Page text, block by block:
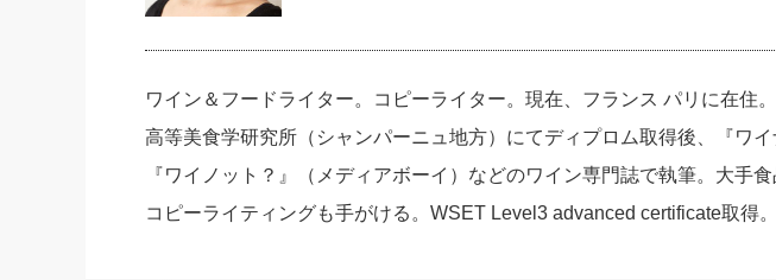
酒井光雄 成功事例に学ぶ繁栄企業のブランド戦略(39)
社長の右腕をつくる 人と組織を動かす
酒井英之の社長のビジョン実現道場(10)
賢い社長の「
銀行交渉はこ
ワイン＆フードライター。コピーライター。現在、フランス パリに在住
高等美食学研究所（シャンパーニュ地方）にてディプロム取得後、『ワイ
『ワイノット？』（メディアボーイ）などのワイン専門誌で執筆。大手
コピーライティングも手がける。WSET Level3 advanced certificate取得。